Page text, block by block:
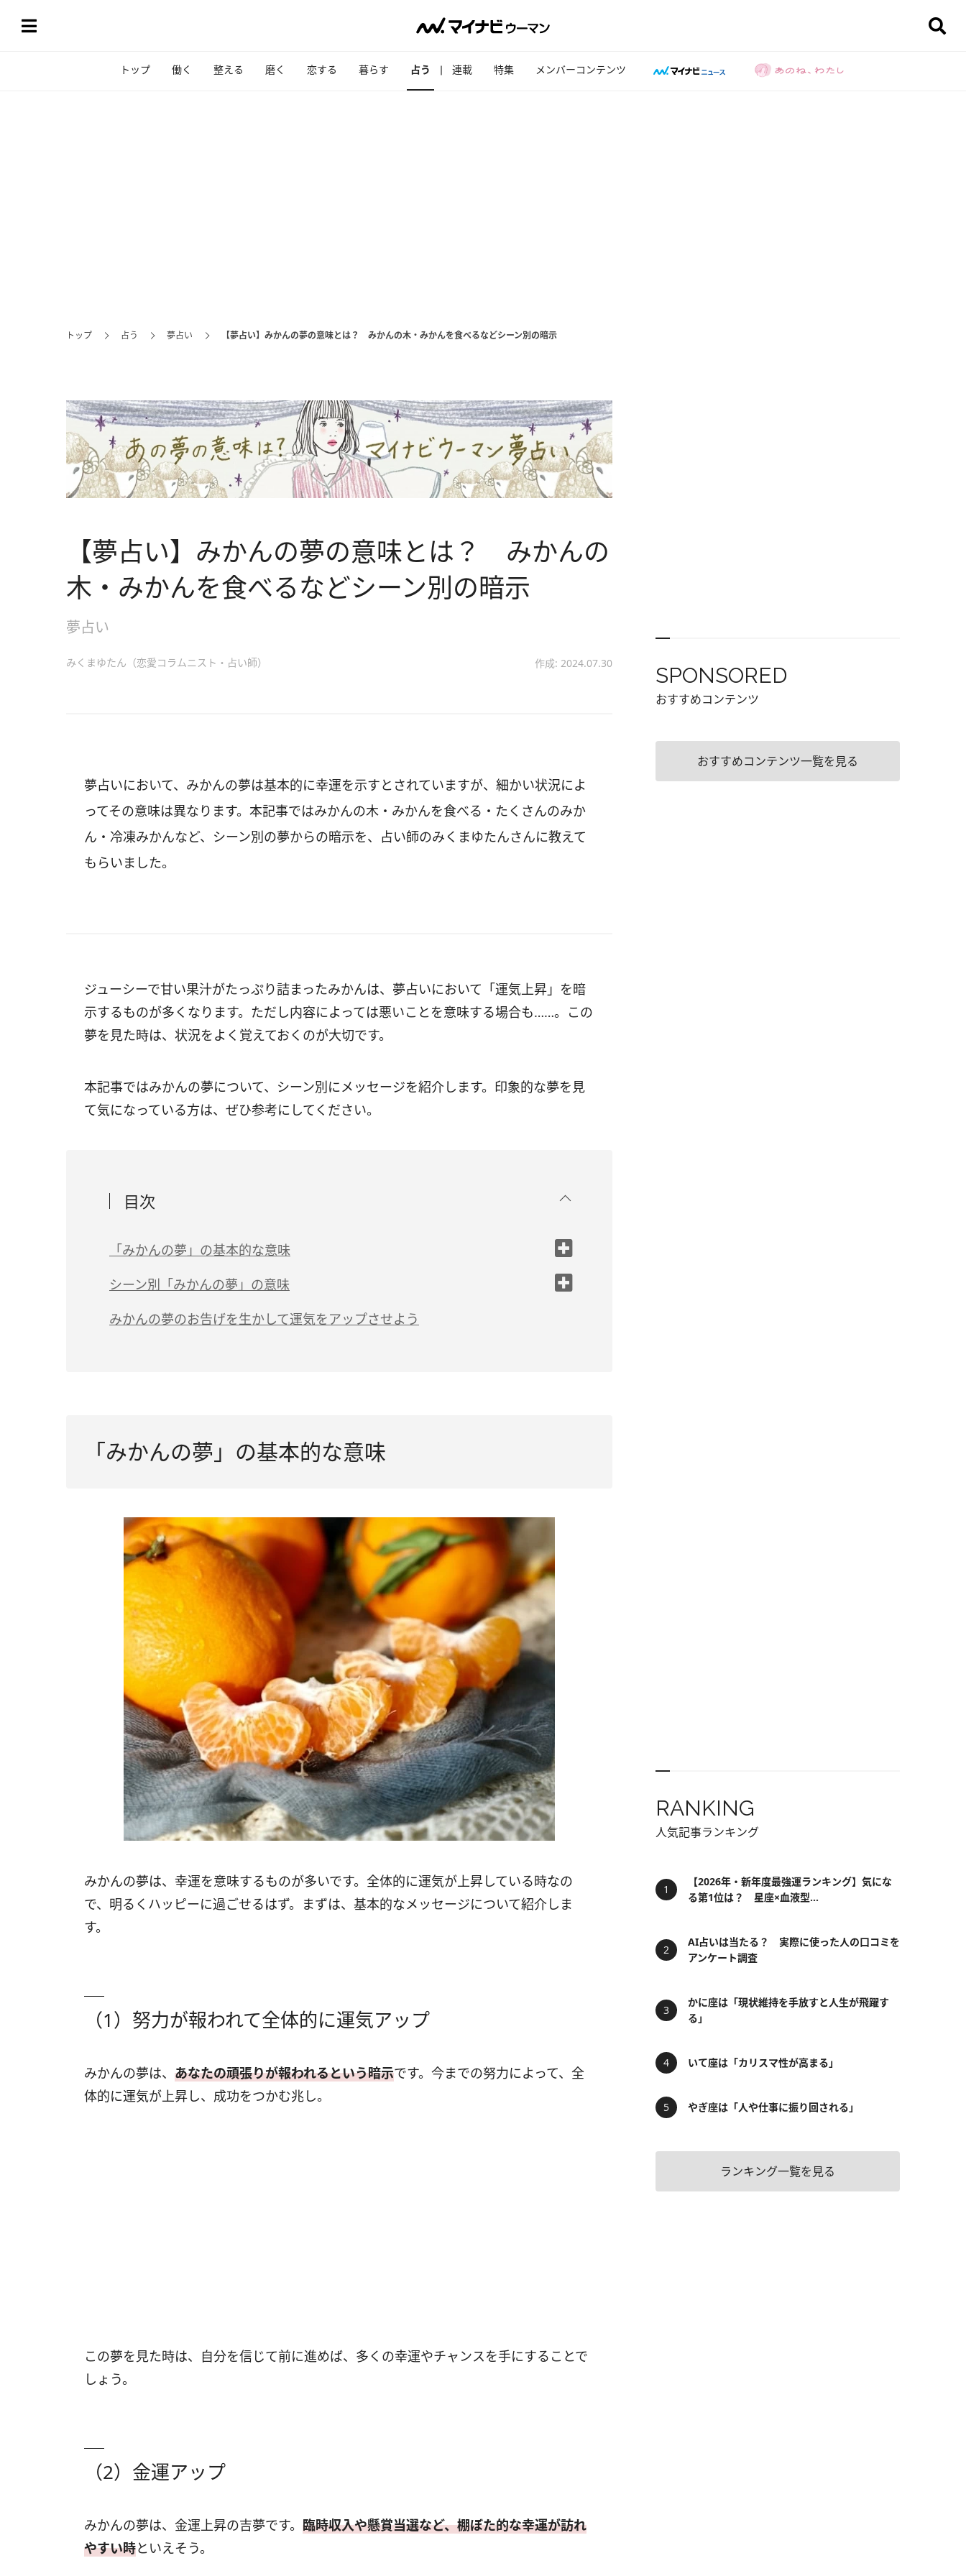
トップ 働く 整える 磨く 恋する 暮らす 占う 連載 特集 メンバーコンテンツ
トップ 占う 夢占い 【夢占い】みかんの夢の意味とは？ みかんの木・みかんを食べるなどシーン別の暗示
【夢占い】みかんの夢の意味とは？ みかんの
木・みかんを食べるなどシーン別の暗示
夢占い
みくまゆたん（恋愛コラムニスト・占い師） 作成: 2024.07.30
夢占いにおいて、みかんの夢は基本的に幸運を示すとされていますが、細かい状況によ
ってその意味は異なります。本記事ではみかんの木・みかんを食べる・たくさんのみか
ん・冷凍みかんなど、シーン別の夢からの暗示を、占い師のみくまゆたんさんに教えて
もらいました。
ジューシーで甘い果汁がたっぷり詰まったみかんは、夢占いにおいて「運気上昇」を暗
示するものが多くなります。ただし内容によっては悪いことを意味する場合も……。この
夢を見た時は、状況をよく覚えておくのが大切です。
本記事ではみかんの夢について、シーン別にメッセージを紹介します。印象的な夢を見
て気になっている方は、ぜひ参考にしてください。
目次
「みかんの夢」の基本的な意味
（1）努力が報われて全体的に運気アップ
（2）金運アップ
シーン別「みかんの夢」の意味
（1）みかんを食べる夢は「金運・健康運・恋愛運など全体的な運気のアップ」
（5）みかんの木の夢は「金運・恋愛運・子宝運アップ」
（8）みかんの皮だけの夢は「結果に期待できない」
（9）冷凍みかんの夢は「運気ダウン」
（10）みかんが未熟な状態の夢は「不安の的中」
みかんの夢のお告げを生かして運気をアップさせよう
「みかんの夢」の基本的な意味
みかんの夢は、幸運を意味するものが多いです。全体的に運気が上昇している時なの
で、明るくハッピーに過ごせるはず。まずは、基本的なメッセージについて紹介しま
す。
（1）努力が報われて全体的に運気アップ
みかんの夢は、 あなたの頑張りが報われるという暗示です。今までの努力によって、全
体的に運気が上昇し、成功をつかむ兆し。
この夢を見た時は、自分を信じて前に進めば、多くの幸運やチャンスを手にすることで
しょう。
（2）金運アップ
みかんの夢は、金運上昇の吉夢です。 臨時収入や懸賞当選など、棚ぼた的な幸運が訪れ
やすい時といえそう。
SPONSORED
おすすめコンテンツ
おすすめコンテンツ一覧を見る
RANKING
人気記事ランキング
【2026年・新年度最強運ランキング】気にな
る第1位は？ 星座×血液型...
AI占いは当たる？ 実際に使った人の口コミを
アンケート調査
かに座は「現状維持を手放すと人生が飛躍す
る」
いて座は「カリスマ性が高まる」
やぎ座は「人や仕事に振り回される」
ランキング一覧を見る